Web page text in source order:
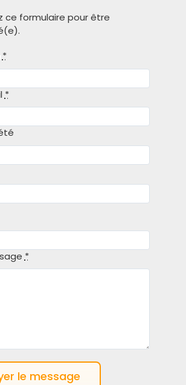
ce formulaire pour être
*
*
*
le message